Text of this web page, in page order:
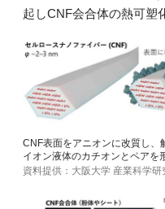
起しCNF会合体の熱可塑
CNF表面をアニオンに改質し、
イオン液体のカチオンとペアを
資料提供：大阪大学 産業科学研